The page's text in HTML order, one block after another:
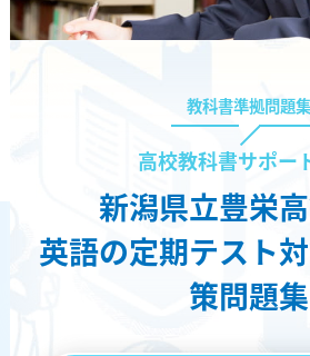
教科書準拠問題集
高校教科書サポー
新潟県立豊栄
英語の定期テスト
策問題集